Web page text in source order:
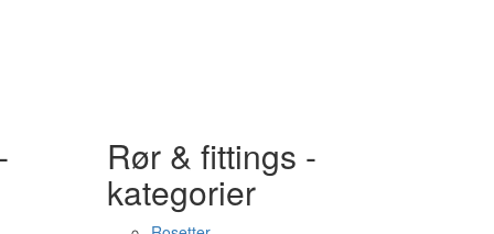
Rør & fittings -
kategorier